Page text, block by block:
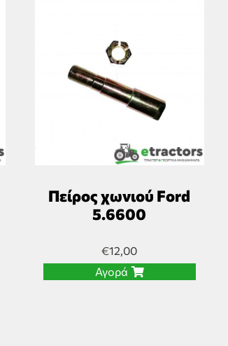
Πείρος χωνιού Ford
5.6600
€12,00
Αγορά